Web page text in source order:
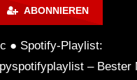
ABONNIEREN
● Spotify-Playlist:
– Bester